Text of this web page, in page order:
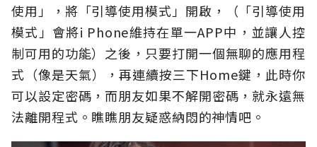
使用」，將「引導使用模式」開啟，（「引導使用
模式」會將i Phone維持在單一APP中，並讓人控
制可用的功能）之後，只要打開一個無聊的應用程
式（像是天氣），再連續按三下Home鍵，此時你
可以設定密碼，而朋友如果不解開密碼，就永遠無
法離開程式。瞧瞧朋友疑惑納悶的神情吧。